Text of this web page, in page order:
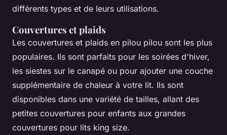
différents types et de leurs utilisations.
Couvertures et plaids
Les couvertures et plaids en pilou pilou sont les plus
populaires. Ils sont parfaits pour les soirées d'hiver,
les siestes sur le canapé ou pour ajouter une couche
supplémentaire de chaleur à votre lit. Ils sont
disponibles dans une variété de tailles, allant des
petites couvertures pour enfants aux grandes
couvertures pour lits king size.